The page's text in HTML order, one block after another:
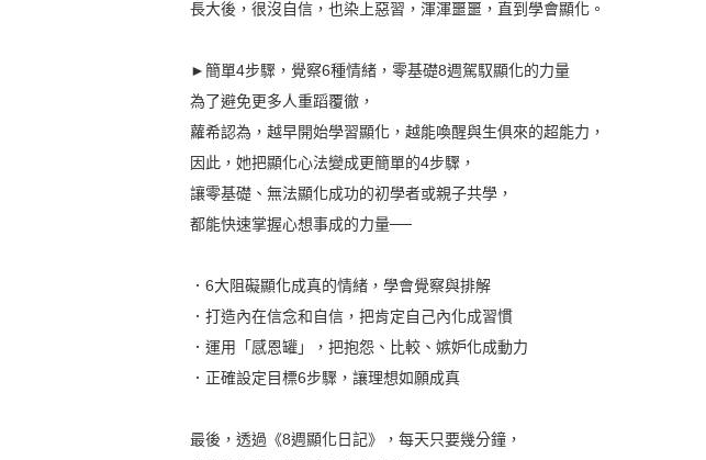
長大後，很沒自信，也染上惡習，渾渾噩噩，直到學會顯化。
►簡單4步驟，覺察6種情緒，零基礎8週駕馭顯化的力量
為了避免更多人重蹈覆徹，
蘿希認為，越早開始學習顯化，越能喚醒與生俱來的超能力，
因此，她把顯化心法變成更簡單的4步驟，
讓零基礎、無法顯化成功的初學者或親子共學，
都能快速掌握心想事成的力量──
．6大阻礙顯化成真的情緒，學會覺察與排解
．打造內在信念和自信，把肯定自己內化成習慣
．運用「感恩罐」，把抱怨、比較、嫉妒化成動力
．正確設定目標6步驟，讓理想如願成真
最後，透過《8週顯化日記》，每天只要幾分鐘，